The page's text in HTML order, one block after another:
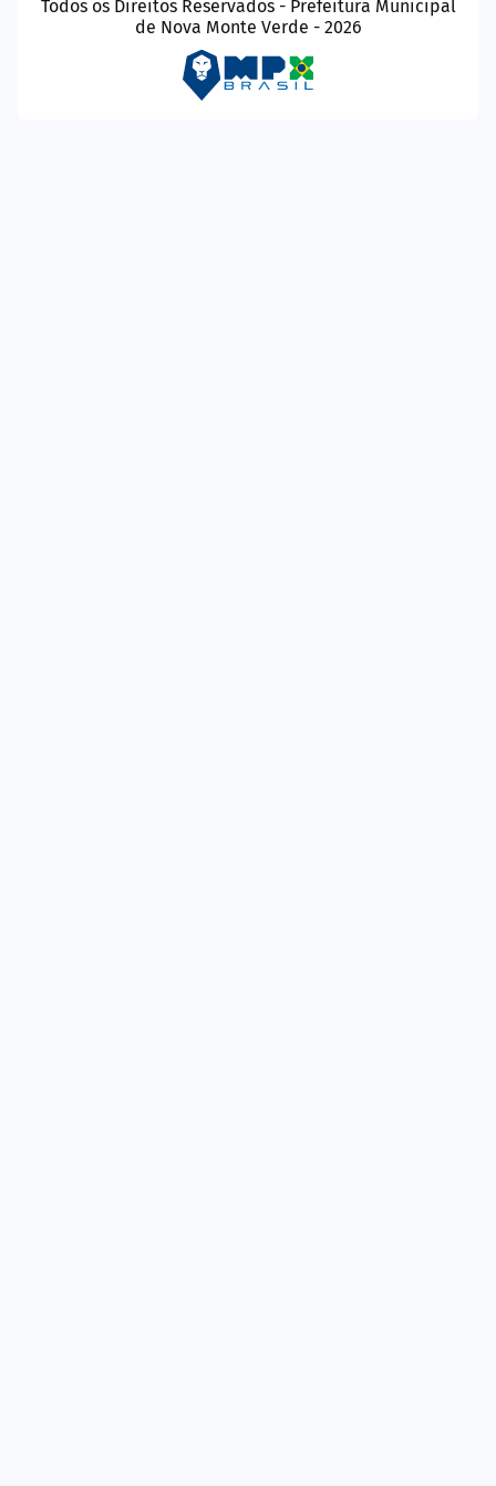
Todos os Direitos Reservados - Prefeitura Municipal
de Nova Monte Verde - 2026